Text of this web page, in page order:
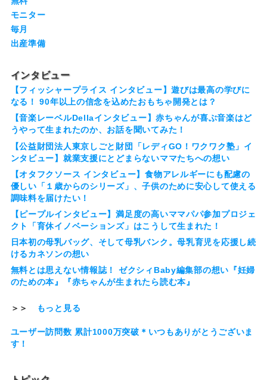
モニター
毎月
出産準備
インタビュー
【フィッシャープライス インタビュー】遊びは最高の学びに
なる！ 90年以上の信念を込めたおもちゃ開発とは？
【音楽レーベルDellaインタビュー】赤ちゃんが喜ぶ音楽はど
うやって生まれたのか、お話を聞いてみた！
【公益財団法人東京しごと財団「レディGO！ワクワク塾」イ
ンタビュー】就業支援にとどまらないママたちへの想い
【オタフクソース インタビュー】食物アレルギーにも配慮の
優しい「１歳からのシリーズ」、子供のために安心して使える
調味料を届けたい！
【ピープルインタビュー】満足度の高いママパパ参加プロジェ
クト「育休イノベーションズ」はこうして生まれた！
日本初の母乳バッグ、そして母乳バンク。母乳育児を応援し続
けるカネソンの想い
無料とは思えない情報誌！ ゼクシィBaby編集部の想い『妊婦
のための本』『赤ちゃんが生まれたら読む本』
＞＞ もっと見る
ユーザー訪問数 累計1000万突破＊いつもありがとうございま
す！